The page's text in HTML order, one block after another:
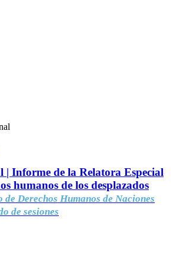
| Informe de la Relatora Especial
humanos de los desplazados
de Derechos Humanos de Naciones
de sesiones